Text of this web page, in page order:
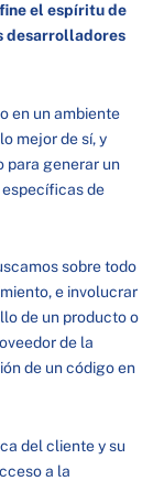
el espíritu de
desarrolladores
en un ambiente
mejor de sí, y
para generar un
de
sobre todo
e involucrar
de un producto o
de la
de un código en
del cliente y su
a la